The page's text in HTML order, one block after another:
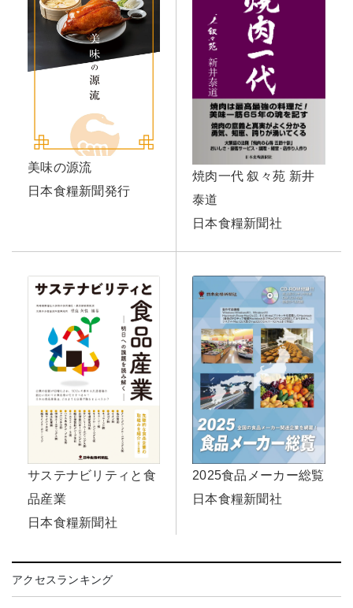
美味の源流
日本食糧新聞発行
焼肉一代 叙々苑 新井
泰道
日本食糧新聞社
サステナビリティと食
品産業
日本食糧新聞社
2025食品メーカー総覧
日本食糧新聞社
アクセスランキング